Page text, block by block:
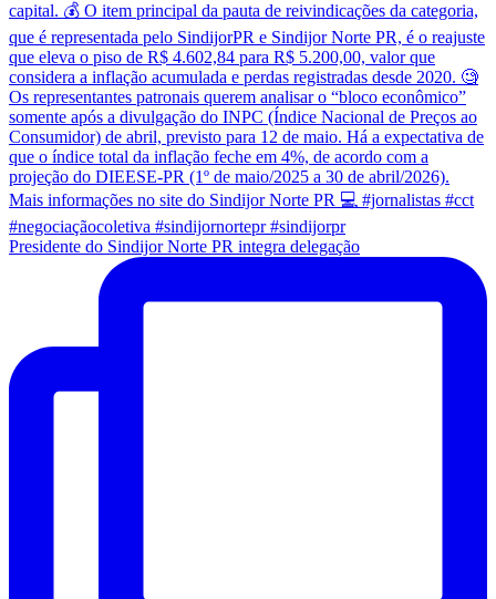
Presidente do Sindijor Norte PR integra delegação